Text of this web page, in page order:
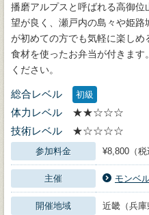
播磨アルプスと呼ばれる高御
望が良く、瀬戸内の島々や姫路
が初めての方でも気軽に楽し
食材を使ったお弁当が付きま
ください。
総合レベル 初級
体力レベル
★★☆☆☆
技術レベル
★☆☆☆☆
参加料金 ¥8,800（税
主催 モンベ
開催地域 近畿（兵庫